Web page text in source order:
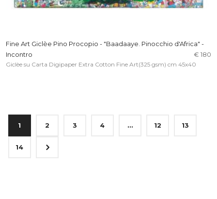
Fine Art Giclèe Pino Procopio - "Baadaaye. Pinocchio d'Africa" -
Incontro
€ 180
Giclèe su Carta Digipaper Extra Cotton Fine Art(325 gsm) cm 45x40
1 2 3 4 … 12 13
14 5